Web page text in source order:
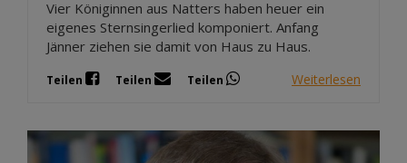
Vier Königinnen aus Natters haben heuer ein
eigenes Sternsingerlied komponiert. Anfang
Jänner ziehen sie damit von Haus zu Haus.
Teilen Teilen Teilen Weiterlesen